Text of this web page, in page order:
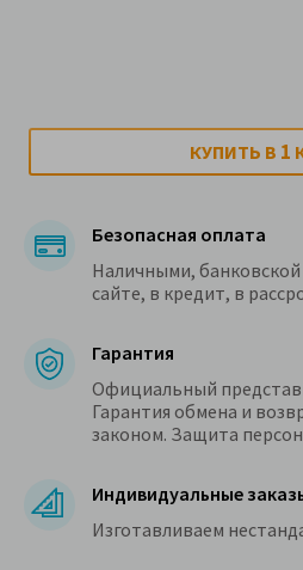
КУПИТЬ В 1
Безопасная оплата
Наличными,
сайте, в кредит, в
Гарантия
Официальный
Гарантия обмена и
законом. Защита
Индивидуальные
Изготавливаем